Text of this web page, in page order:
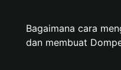
Bagaimana cara
dan membuat